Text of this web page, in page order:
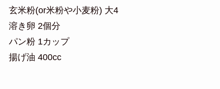
玄米粉(or米粉や小麦粉) 大4
溶き卵 2個分
パン粉 1カップ
揚げ油 400cc